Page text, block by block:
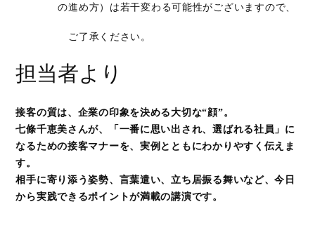
の進め方）は若干変わる可能性がございますので、
ご了承ください。
担当者より
接客の質は、企業の印象を決める大切な“顔”。
七條千恵美さんが、「一番に思い出され、選ばれる社員」に
なるための接客マナーを、実例とともにわかりやすく伝えま
す。
相手に寄り添う姿勢、言葉遣い、立ち居振る舞いなど、今日
から実践できるポイントが満載の講演です。